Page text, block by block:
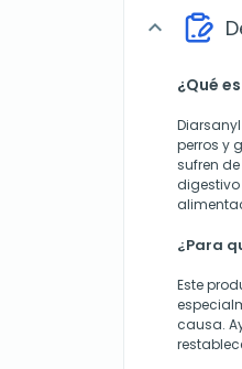
expand_more
¿Qué
perros y
sufren
¿Para
Este
causa.